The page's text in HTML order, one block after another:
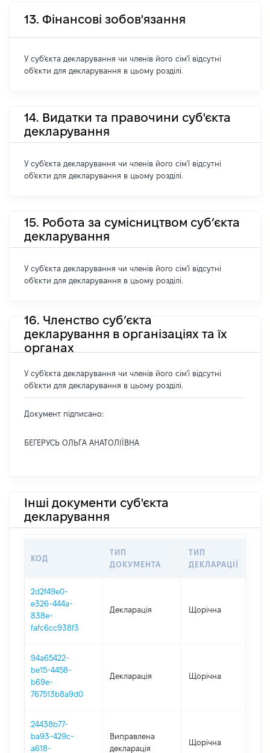
13. Фінансові зобов'язання
У суб'єкта декларування чи членів його сім'ї відсутні
об'єкти для декларування в цьому розділі.
14. Видатки та правочини суб'єкта
декларування
У суб'єкта декларування чи членів його сім'ї відсутні
об'єкти для декларування в цьому розділі.
15. Робота за сумісництвом суб’єкта
декларування
У суб'єкта декларування чи членів його сім'ї відсутні
об'єкти для декларування в цьому розділі.
16. Членство суб’єкта
декларування в організаціях та їх
органах
У суб'єкта декларування чи членів його сім'ї відсутні
об'єкти для декларування в цьому розділі.
Документ підписано:
БЕГЕРУСЬ ОЛЬГА АНАТОЛІЇВНА
Інші документи суб'єкта
декларування
КОД
ТИП
ДОКУМЕНТА
ТИП
ДЕКЛАРАЦІЇ
2d2f49e0-
e326-444a-
838e-
fafc6cc938f3
Декларація Щорічна
94a65422-
be15-4458-
b69e-
767513b8a9d0
Декларація Щорічна
24438b77-
ba93-429c-
a618-
Виправлена
декларація
Щорічна